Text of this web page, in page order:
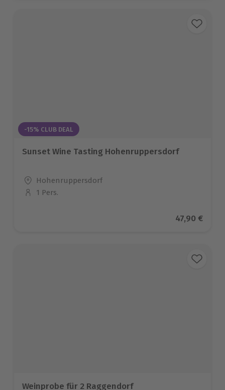
-15% CLUB DEAL
Sunset Wine Tasting Hohenruppersdorf
Standort
Hohenruppersdorf
Anzahl der Teilnehmer
1 Pers.
Aktueller
47,90 €
Weinprobe für 2 Raggendorf